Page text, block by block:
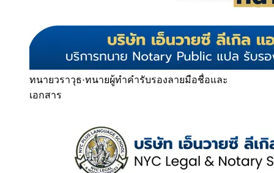
ทนายวราวุธ·ทนายผู้ทำคำรับรองลายมือชื่อและ
เอกสาร